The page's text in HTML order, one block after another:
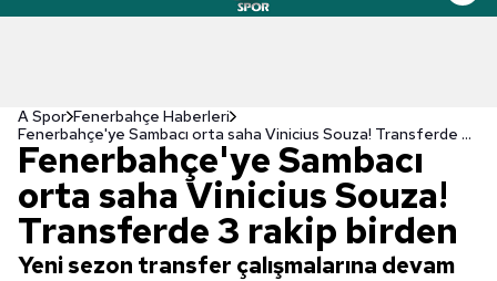
A Spor Fenerbahçe Haberleri
Fenerbahçe'ye Sambacı orta saha Vinicius Souza! Transferde 3 rakip birden
Fenerbahçe'ye Sambacı
orta saha Vinicius Souza!
Transferde 3 rakip birden
Yeni sezon transfer çalışmalarına devam